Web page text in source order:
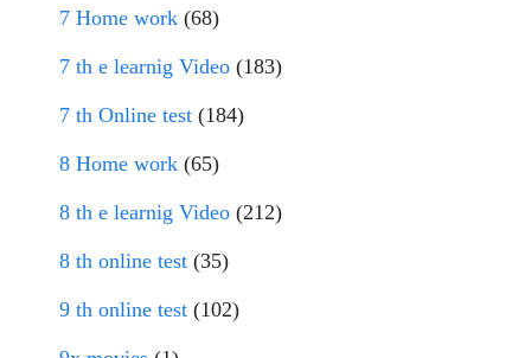
7 Home work (68)
7 th e learnig Video (183)
7 th Online test (184)
8 Home work (65)
8 th e learnig Video (212)
8 th online test (35)
9 th online test (102)